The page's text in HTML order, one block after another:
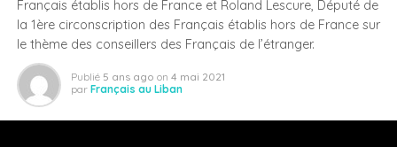
Français établis hors de France et Roland Lescure, Député de
la 1ère circonscription des Français établis hors de France sur
le thème des conseillers des Français de l’étranger.
Publié 5 ans ago on 4 mai 2021
par Français au Liban